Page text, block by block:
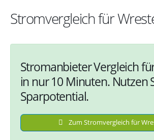
Stromvergleich für
Stromanbieter Vergleich
in nur 10 Minuten. Nutzen
Sparpotential.
Zum Stromvergleich für